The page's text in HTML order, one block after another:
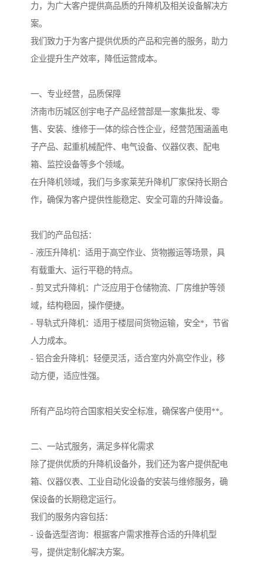
力，为广大客户提供高品质的升降机及相关设备解决方
案。
我们致力于为客户提供优质的产品和完善的服务，助力
企业提升生产效率，降低运营成本。
一、专业经营，品质保障
济南市历城区创宇电子产品经营部是一家集批发、零
售、安装、维修于一体的综合性企业，经营范围涵盖电
子产品、起重机械配件、电气设备、仪器仪表、配电
箱、监控设备等多个领域。
在升降机领域，我们与多家莱芜升降机厂家保持长期合
作，确保为客户提供性能稳定、安全可靠的升降设备。
我们的产品包括：
- 液压升降机：适用于高空作业、货物搬运等场景，具
有载重大、运行平稳的特点。
- 剪叉式升降机：广泛应用于仓储物流、厂房维护等领
域，结构稳固，操作便捷。
- 导轨式升降机：适用于楼层间货物运输，安全*，节省
人力成本。
- 铝合金升降机：轻便灵活，适合室内外高空作业，移
动方便，适应性强。
所有产品均符合国家相关安全标准，确保客户使用**。
二、一站式服务，满足多样化需求
除了提供优质的升降机设备外，我们还为客户提供配电
箱、仪器仪表、工业自动化设备的安装与维修服务，确
保设备的长期稳定运行。
我们的服务内容包括：
- 设备选型咨询：根据客户需求推荐合适的升降机型
号，提供定制化解决方案。